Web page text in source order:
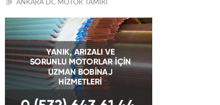
ANKARA DC MOTOR TAMİRİ